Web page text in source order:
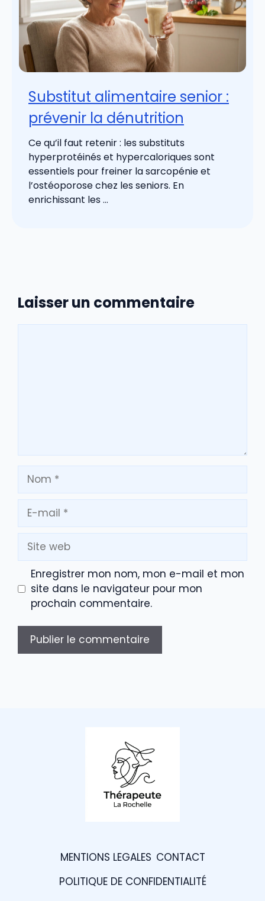
Substitut alimentaire senior :
prévenir la dénutrition
Ce qu’il faut retenir : les substituts
hyperprotéinés et hypercaloriques sont
essentiels pour freiner la sarcopénie et
l’ostéoporose chez les seniors. En
enrichissant les ...
Laisser un commentaire
Nom
mail
Site
web
Enregistrer mon nom, mon e-mail et mon
site dans le navigateur pour mon
prochain commentaire.
MENTIONS LEGALES CONTACT
POLITIQUE DE CONFIDENTIALITÉ